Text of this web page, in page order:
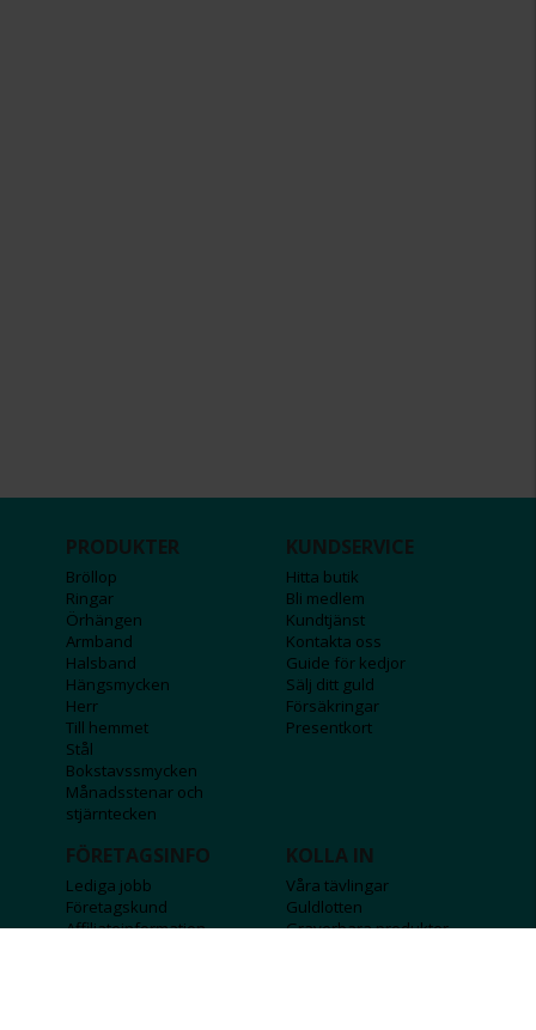
PRODUKTER
Bröllop
Ringar
Örhängen
Armband
Halsband
Hängsmycken
Herr
Till hemmet
Stål
Bokstavssmycken
Månadsstenar och
stjärntecken
KUNDSERVICE
Hitta butik
Bli medlem
Kundtjänst
Kontakta oss
Guide för kedjor
Sälj ditt guld
Försäkringar
Presentkort
FÖRETAGSINFO
Lediga jobb
Företagskund
Affiliateinformation
KOLLA IN
Våra tävlingar
Guldlotten
Graverbara produkter